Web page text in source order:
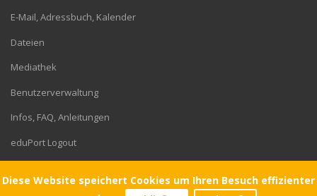
Diese Website speichert Cookies um Ihren Besuch effizienter
E-Mail, Adressbuch, Kalender
Dateien
Mediathek
Benutzerverwaltung
Infos, FAQ, Anleitungen
eduPort Logout
© 2026 Gymnasium Corveystraße